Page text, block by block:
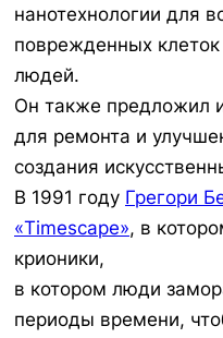
нанотехнологии для
поврежденных
людей.
Он также предложил
для ремонта и
создания
В 1991 году Грегори
«Timescape», в
крионики,
в котором люди
периоды времени,